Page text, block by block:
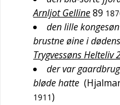
Arnljot Gelline89
den lille
brustne øine i
Trygvessøns Helteliv
der var
bløde hatte (
1911)